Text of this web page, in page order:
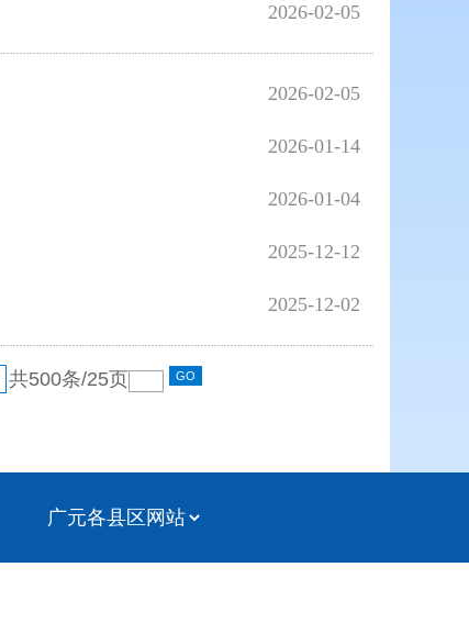
2026-02-05
2026-02-05
2026-01-14
2026-01-04
2025-12-12
2025-12-02
共500条/25页